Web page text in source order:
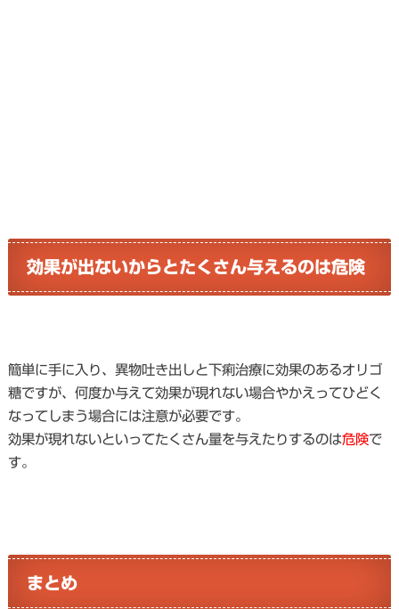
効果が出ないからとたくさん与えるのは危険
簡単に手に入り、異物吐き出しと下痢治療に効果のあるオリゴ
糖ですが、何度か与えて効果が現れない場合やかえってひどく
なってしまう場合には注意が必要です。
効果が現れないといってたくさん量を与えたりするのは危険で
す。
まとめ